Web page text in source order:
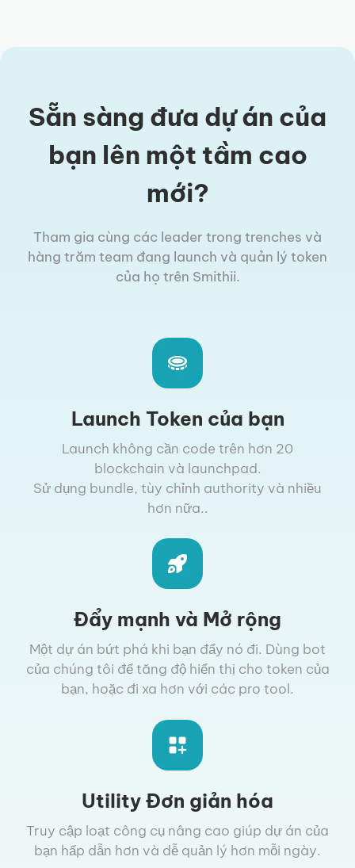
Sẵn sàng đưa dự án của
bạn lên một tầm cao
mới?
Tham gia cùng các leader trong trenches và
hàng trăm team đang launch và quản lý token
của họ trên Smithii.
Launch Token của bạn
Launch không cần code trên hơn 20
blockchain và launchpad.
Sử dụng bundle, tùy chỉnh authority và nhiều
hơn nữa..
Đẩy mạnh và Mở rộng
Một dự án bứt phá khi bạn đẩy nó đi. Dùng bot
của chúng tôi để tăng độ hiển thị cho token của
bạn, hoặc đi xa hơn với các pro tool.
Utility Đơn giản hóa
Truy cập loạt công cụ nâng cao giúp dự án của
bạn hấp dẫn hơn và dễ quản lý hơn mỗi ngày.